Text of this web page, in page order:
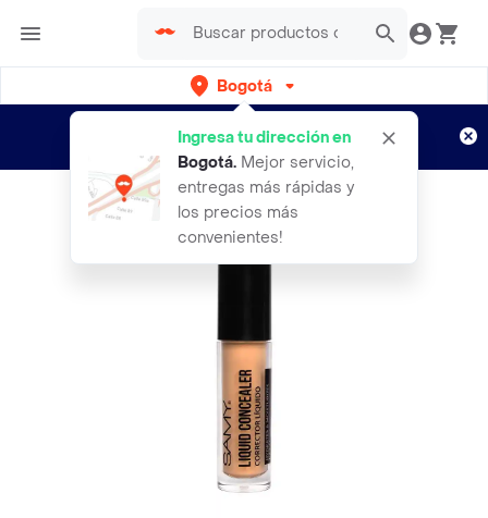
Bogotá
Ingresa tu dirección en
Bogotá. Mejor servicio,
entregas más rápidas y
los precios más
convenientes!
envíos gratis por semanas
Aplican TyC